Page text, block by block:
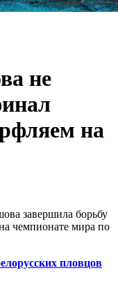
не
на
завершила борьбу
чемпионате мира по
пловцов